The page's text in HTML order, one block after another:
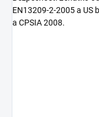
EN13209-2-2005 a US
a CPSIA 2008.